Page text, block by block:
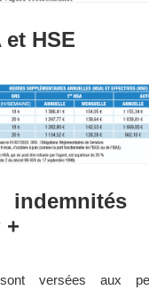
et HSE
indemnités
+
versées aux